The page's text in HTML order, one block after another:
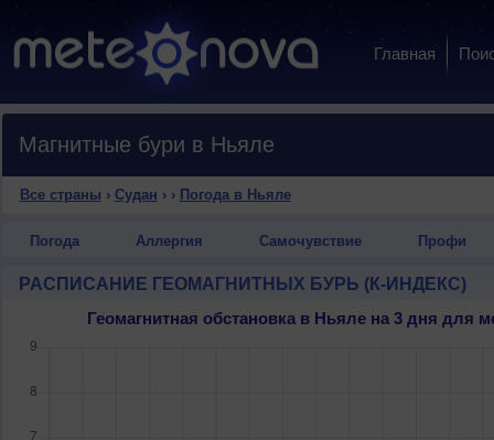
Главная
Магнитные бури в Ньяле
Все страны › Судан › › Погода в Ньяле
Погода Аллергия Самочувствие Профи
РАСПИСАНИЕ ГЕОМАГНИТНЫХ БУРЬ (К-ИНДЕКС)
Геомагнитная обстановка в Ньяле на 3 дня для